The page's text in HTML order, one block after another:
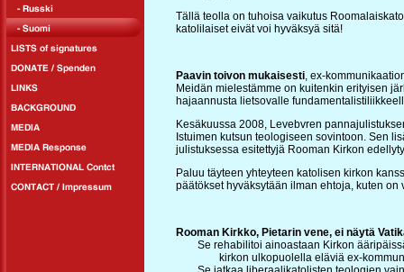
Tällä teolla on tuhoisa vaikutus
katolilaiset eivät voi hyväksyä sitä!
Paavin toivon mukaisesti, ex-
Meidän mielestämme on kuitenkin erityisen
hajaannusta lietsovalle
Kesäkuussa 2008, Levebvren
Istuimen kutsun teologiseen sovintoon. Sen
julistuksessa esitettyjä Rooman Kirkon
Paluu täyteen yhteyteen katolisen kirkon
päätökset hyväksytään ilman ehtoja, kuten on
Rooman Kirkko, Pietarin vene, ei näytä
Se rehabilitoi ainoastaan Kirkon
kirkon ulkopuolella eläviä ex-